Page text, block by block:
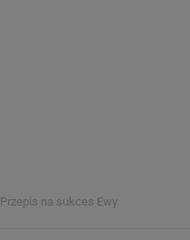
Przepis na sukces Ewy